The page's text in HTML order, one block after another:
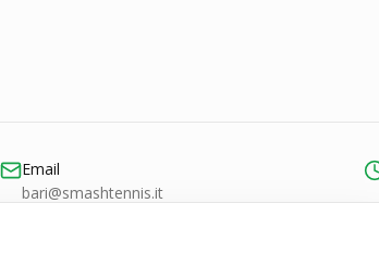
Email
bari@smashtennis.it